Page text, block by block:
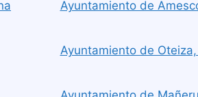
Ayuntamiento de
Ayuntamiento de